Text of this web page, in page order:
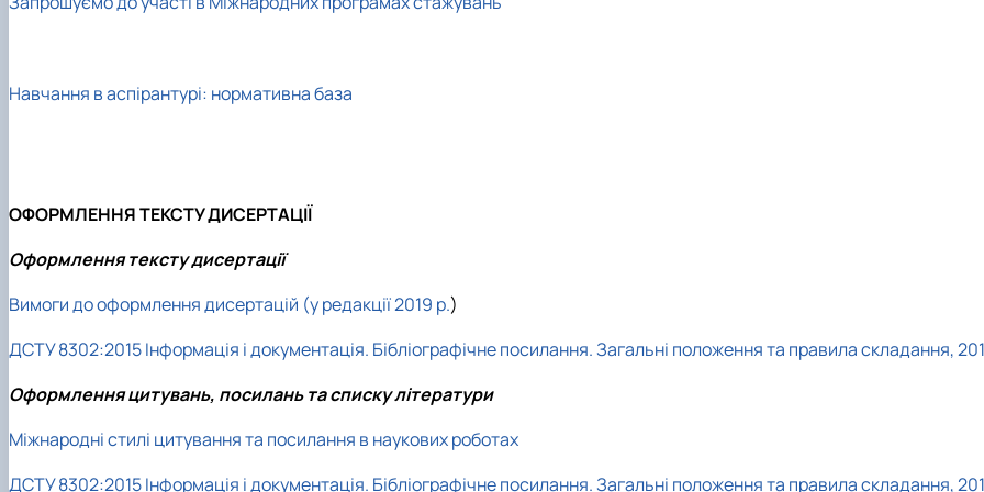
Навчання в аспірантурі: нормативна база
ОФОРМЛЕННЯ ТЕКСТУ ДИСЕРТАЦІЇ
Оформлення тексту дисертації
Вимоги до оформлення дисертацій (у редакції 2019 р.)
ДСТУ 8302:2015 Інформація і документація. Бібліографічне посилання. Загальні положення та правила складання,
Оформлення цитувань, посилань та списку літератури
Міжнародні стилі цитування та посилання в наукових роботах
ДСТУ 8302:2015 Інформація і документація. Бібліографічне посилання. Загальні положення та правила складання,